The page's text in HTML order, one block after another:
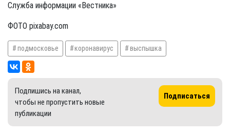
Служба информации «Вестника»
ФОТО pixabay.com
подмосковье коронавирус выспышка
Подпишись на канал,
чтобы не пропустить новые
публикации
Подписаться